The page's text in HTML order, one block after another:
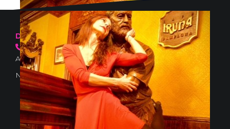
Danse la mode
636 57 66 50 ·
info@danselamode.com
Avd. Comercial 20 Barañain (Navarra)
Nota Legal·Privacidad·Política de Cookies